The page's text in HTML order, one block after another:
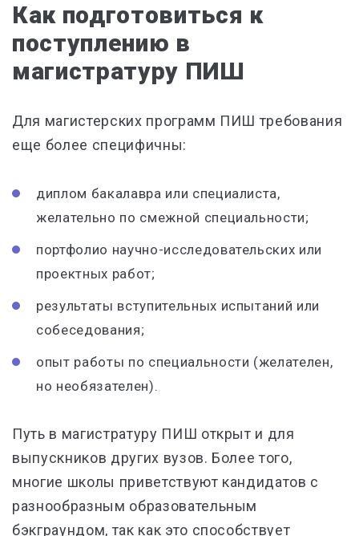
Как подготовиться к
поступлению в
магистратуру ПИШ
Для магистерских программ ПИШ требования
еще более специфичны:
диплом бакалавра или специалиста,
желательно по смежной специальности;
портфолио научно-исследовательских или
проектных работ;
результаты вступительных испытаний или
собеседования;
опыт работы по специальности (желателен,
но необязателен).
Путь в магистратуру ПИШ открыт и для
выпускников других вузов. Более того,
многие школы приветствуют кандидатов с
разнообразным образовательным
бэкграундом, так как это способствует